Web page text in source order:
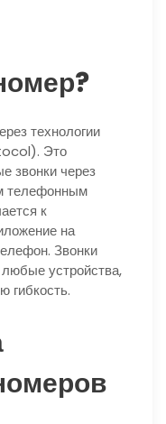
технологии
Это
звонки через
телефонным
к
на
Звонки
устройства,
гибкость.